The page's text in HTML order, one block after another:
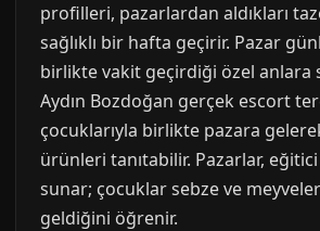
profilleri, pazarlardan aldıkları
sağlıklı bir hafta geçirir. Pazar
birlikte vakit geçirdiği özel anlara
Aydın Bozdoğan gerçek escort
çocuklarıyla birlikte pazara
ürünleri tanıtabilir. Pazarlar,
sunar; çocuklar sebze ve
geldiğini öğrenir.